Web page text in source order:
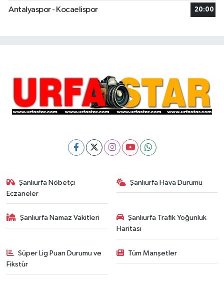
Antalyaspor - Kocaelispor 20:00
Şanlıurfa Nöbetçi
Eczaneler
Şanlıurfa Hava Durumu
Şanlıurfa Namaz Vakitleri
Şanlıurfa Trafik Yoğunluk
Haritası
Süper Lig Puan Durumu ve
Fikstür
Tüm Manşetler